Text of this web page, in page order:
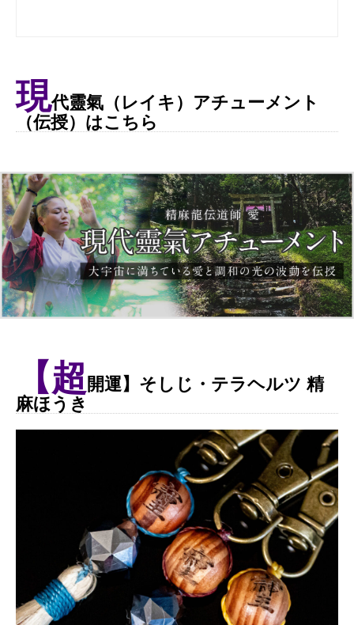
現代靈氣（レイキ）アチューメント
（伝授）はこちら
【超 開運】そしじ・テラヘルツ 精
麻ほうき